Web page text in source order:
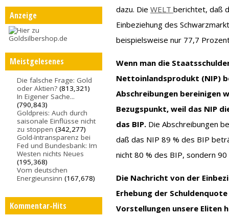
Anzeige
Meistgelesenes
Die falsche Frage: Gold
oder Aktien? (813,321)
In Eigener Sache...
(790,843)
Goldpreis: Auch durch
saisonale Einflüsse nicht
zu stoppen (342,277)
Gold-Intransparenz bei
Fed und Bundesbank: Im
Westen nichts Neues
(195,368)
Vom deutschen
Energieunsinn (167,678)
Kommentar-Hits
dazu. DieWELTberichtet, daß
Einbeziehung des
beispielsweise nur 77,7
Wenn man die
Nettoinlandsprodukt (NIP)
Abschreibungen bereinigen
Bezugspunkt, weil das NIP
das BIP. Die Abschreibungen
daß das NIP 89 % des BIP
nicht 80 % des BIP, sondern
Die Nachricht von der
Erhebung der
Vorstellungen unsere Eliten